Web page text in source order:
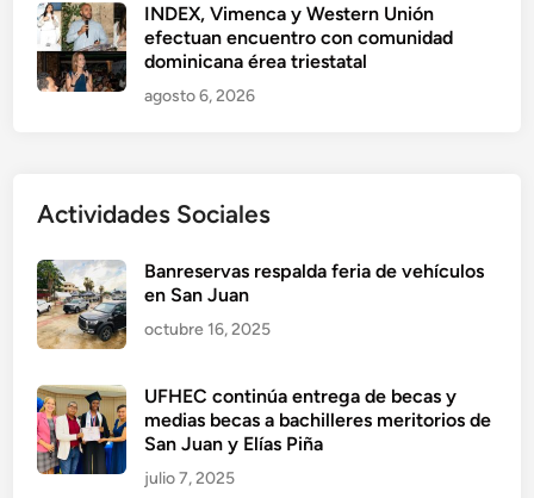
INDEX, Vimenca y Western Unión
efectuan encuentro con comunidad
dominicana érea triestatal
agosto 6, 2026
Actividades Sociales
Banreservas respalda feria de vehículos
en San Juan
octubre 16, 2025
UFHEC continúa entrega de becas y
medias becas a bachilleres meritorios de
San Juan y Elías Piña
julio 7, 2025